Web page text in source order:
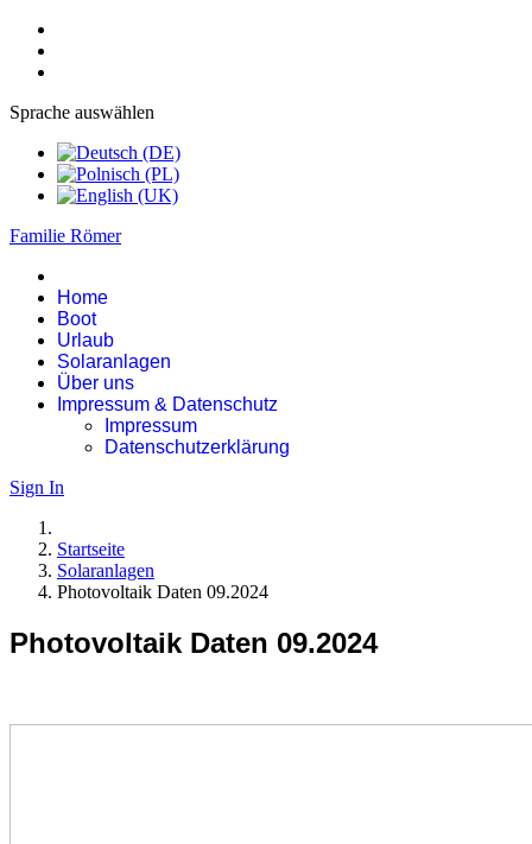
Sprache auswählen
Familie Römer
Home
Boot
Urlaub
Solaranlagen
Über uns
Impressum & Datenschutz
Impressum
Datenschutzerklärung
Sign In
Startseite
Solaranlagen
Photovoltaik Daten 09.2024
Photovoltaik Daten 09.2024